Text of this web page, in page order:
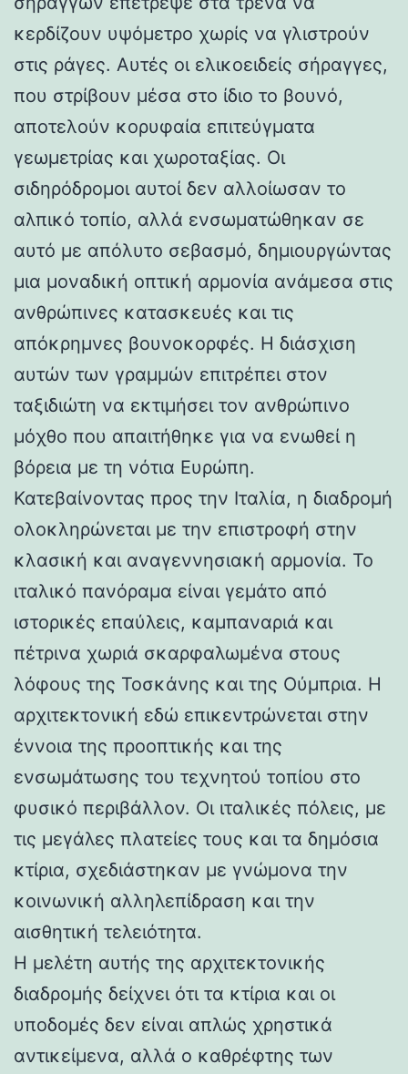
κερδίζουν υψόμετρο χωρίς να γλιστρούν
στις ράγες. Αυτές οι ελικοειδείς σήραγγες,
που στρίβουν μέσα στο ίδιο το βουνό,
αποτελούν κορυφαία επιτεύγματα
γεωμετρίας και χωροταξίας. Οι
σιδηρόδρομοι αυτοί δεν αλλοίωσαν το
αλπικό τοπίο, αλλά ενσωματώθηκαν σε
αυτό με απόλυτο σεβασμό, δημιουργώντας
μια μοναδική οπτική αρμονία ανάμεσα στις
ανθρώπινες κατασκευές και τις
απόκρημνες βουνοκορφές. Η διάσχιση
αυτών των γραμμών επιτρέπει στον
ταξιδιώτη να εκτιμήσει τον ανθρώπινο
μόχθο που απαιτήθηκε για να ενωθεί η
βόρεια με τη νότια Ευρώπη.
Κατεβαίνοντας προς την Ιταλία, η διαδρομή
ολοκληρώνεται με την επιστροφή στην
κλασική και αναγεννησιακή αρμονία. Το
ιταλικό πανόραμα είναι γεμάτο από
ιστορικές επαύλεις, καμπαναριά και
πέτρινα χωριά σκαρφαλωμένα στους
λόφους της Τοσκάνης και της Ούμπρια. Η
αρχιτεκτονική εδώ επικεντρώνεται στην
έννοια της προοπτικής και της
ενσωμάτωσης του τεχνητού τοπίου στο
φυσικό περιβάλλον. Οι ιταλικές πόλεις, με
τις μεγάλες πλατείες τους και τα δημόσια
κτίρια, σχεδιάστηκαν με γνώμονα την
κοινωνική αλληλεπίδραση και την
αισθητική τελειότητα.
Η μελέτη αυτής της αρχιτεκτονικής
διαδρομής δείχνει ότι τα κτίρια και οι
υποδομές δεν είναι απλώς χρηστικά
αντικείμενα, αλλά ο καθρέφτης των